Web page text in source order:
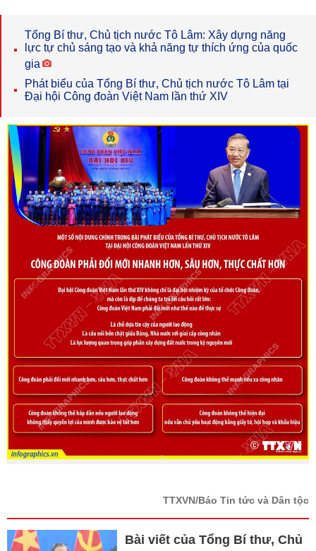
Tổng Bí thư, Chủ tịch nước Tô Lâm: Xây dựng năng
lực tự chủ sáng tạo và khả năng tự thích ứng của quốc
gia
Phát biểu của Tổng Bí thư, Chủ tịch nước Tô Lâm tại
Đại hội Công đoàn Việt Nam lần thứ XIV
TTXVN/Báo Tin tức và Dân tộc
Bài viết của Tổng Bí thư, Chủ